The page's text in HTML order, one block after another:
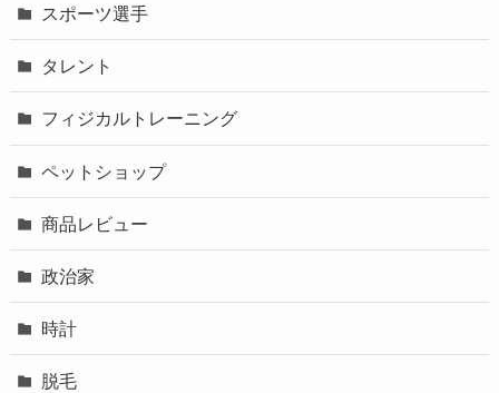
スポーツ選手
タレント
フィジカルトレーニング
ペットショップ
商品レビュー
政治家
時計
脱毛